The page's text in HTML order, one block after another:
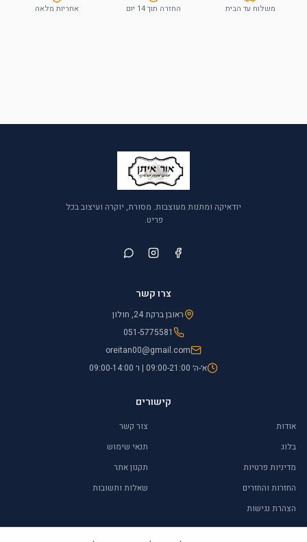
משלוח עד הבית החזרה תוך 14 יום אחריות מלאה
יודאיקה ומתנות מעוצבות. מסורת, יוקרה ועיצוב בכל
פריט.
צרו קשר
ראובן ברקת 24, חולון
051-5775581
oreitan00@gmail.com
א׳-ה׳ 09:00-21:00 | ו׳ 09:00-14:00
קישורים
אודות
צור קשר
בלוג
תנאי שימוש
מדיניות פרטיות
תקנון אתר
החזרות והחזרים
שאלות ותשובות
הצהרת נגישות